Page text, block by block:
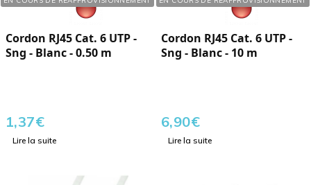
Cordon RJ45 Cat. 6 UTP -
Sng - Blanc - 0.50 m
1,37€
Lire la suite
Cordon RJ45 Cat. 6 UTP -
Sng - Blanc - 10 m
6,90€
Lire la suite